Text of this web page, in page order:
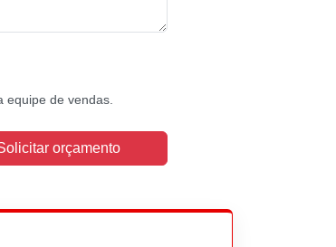
equipe de vendas.
orçamento